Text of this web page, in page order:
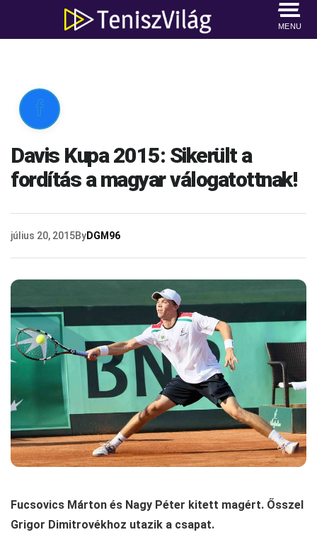
MENU

Davis Kupa 2015: Sikerült a
fordítás a magyar válogatottnak!
július 20, 2015ByDGM96
Fucsovics Márton és Nagy Péter kitett magért. Ősszel
Grigor Dimitrovékhoz utazik a csapat.